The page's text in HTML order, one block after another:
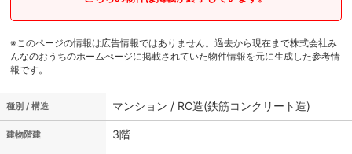
※このページの情報は広告情報ではありません。過去から現在まで株式会社み
んなのおうちのホームぺージに掲載されていた物件情報を元に生成した参考情
報です。
種別 / 構造 マンション / RC造(鉄筋コンクリート造)
建物階建 3階